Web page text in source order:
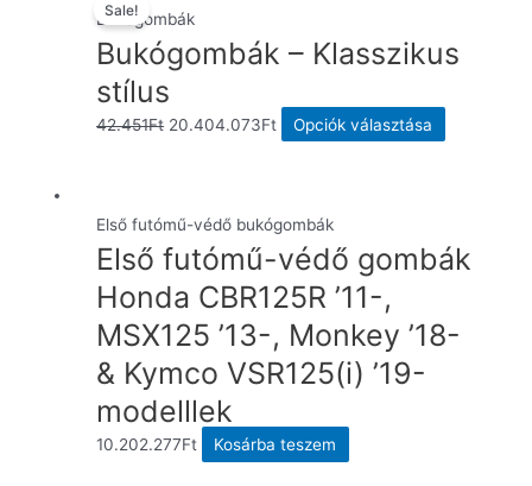
Sale!
Bukógombák
Bukógombák – Klasszikus
stílus
42.451Ft Original
20.404.073FtCurrent
Opciók választása
variációja
van.
változatok
Első futómű-védő bukógombák
Első futómű-védő gombák
Honda CBR125R ’11-,
MSX125 ’13-, Monkey ’18-
& Kymco VSR125(i) ’19-
modelllek
10.202.277Ft Kosárba teszem